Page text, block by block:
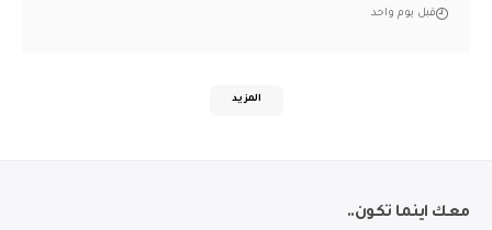
قبل يوم واحد
المزيد
معك اينما تكون..